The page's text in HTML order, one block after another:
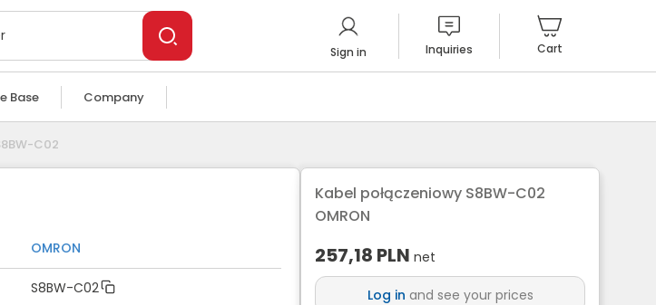
Sign in Inquiries Cart
Base Company
C02
OMRON
S8BW-C02
Kabel połączeniowy S8BW-C02
OMRON
257,18 PLN net
Log in and see your prices